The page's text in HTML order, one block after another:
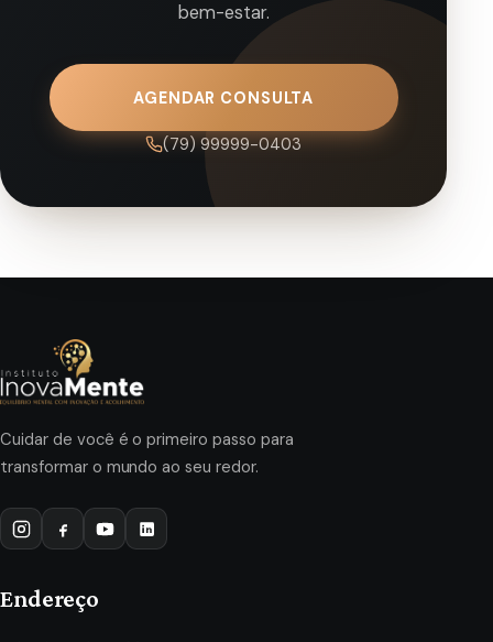
bem-estar.
AGENDAR CONSULTA
(79) 99999-0403
Cuidar de você é o primeiro passo para
transformar o mundo ao seu redor.
Endereço